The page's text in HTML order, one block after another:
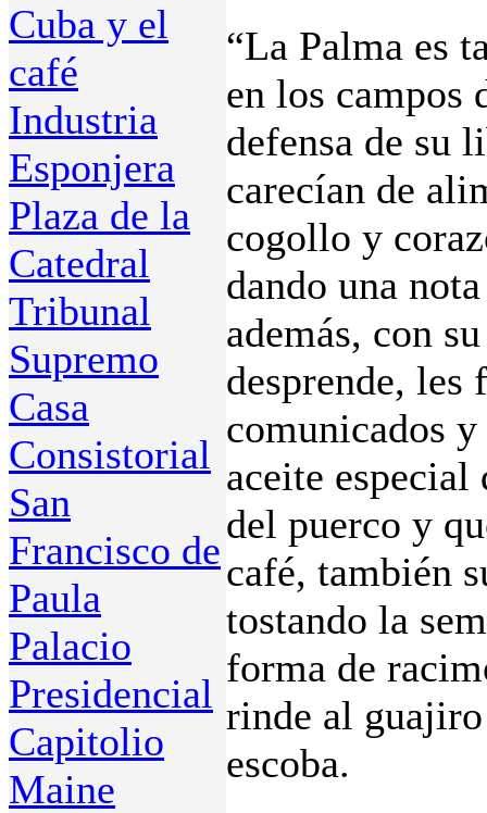
Cuba y el
café
Industria
Esponjera
Plaza de la
Catedral
Tribunal
Supremo
Casa
Consistorial
San
Francisco de
Paula
Palacio
Presidencial
Capitolio
Maine
“La Palma es
en los campos
defensa de su
carecían de
cogollo y
dando una
además, con
desprende, les
comunicados
aceite especial
del puerco y
café, también
tostando la
forma de
rinde al
escoba.